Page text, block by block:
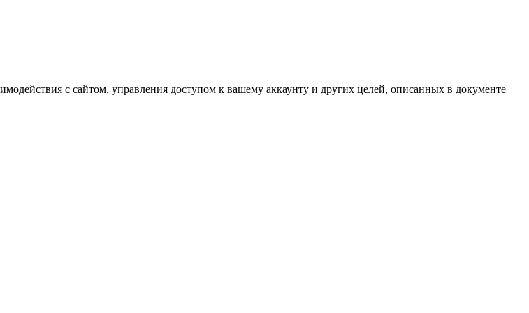
с сайтом, управления доступом к вашему аккаунту и других целей, описанных в документе